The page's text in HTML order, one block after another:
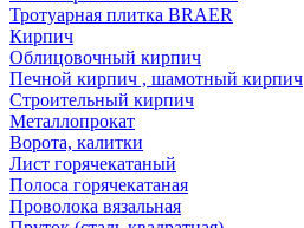
Тротуарная плитка BRAER
Кирпич
Облицовочный кирпич
Печной кирпич , шамотный кирпич
Строительный кирпич
Металлопрокат
Ворота, калитки
Лист горячекатаный
Полоса горячекатаная
Проволока вязальная